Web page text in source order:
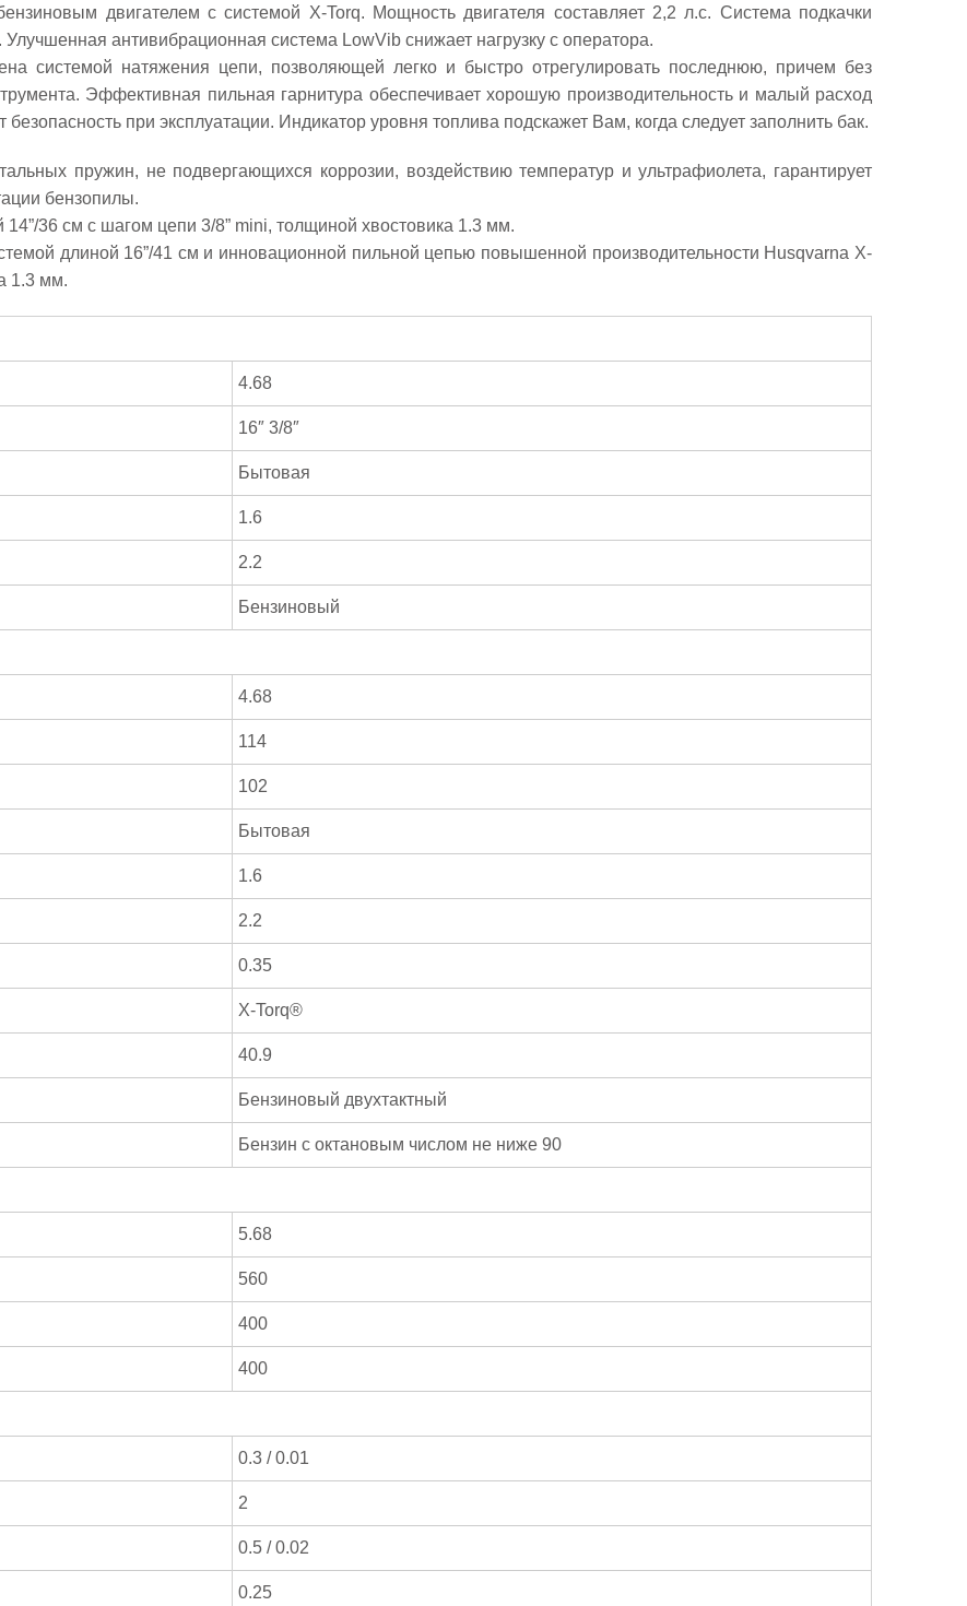
двигателем с системой X-Torq. Мощность двигателя составляет 2,2 л.с. Система подкачки
антивибрационная система LowVib снижает нагрузку с оператора.
системой натяжения цепи, позволяющей легко и быстро отрегулировать последнюю, причем без
Эффективная пильная гарнитура обеспечивает хорошую производительность и малый расход
при эксплуатации. Индикатор уровня топлива подскажет Вам, когда следует заполнить бак.
пружин, не подвергающихся коррозии, воздействию температур и ультрафиолета, гарантирует
бензопилы.
36 см с шагом цепи 3/8” mini, толщиной хвостовика 1.3 мм.
длиной 16”/41 см и инновационной пильной цепью повышенной производительности Husqvarna X-
1.3 мм.
4.68
16″ 3/8″
Бытовая
1.6
2.2
Бензиновый
4.68
114
102
Бытовая
1.6
2.2
0.35
X-Torq®
40.9
Бензиновый двухтактный
Бензин с октановым числом не ниже 90
5.68
560
400
400
0.3 / 0.01
2
0.5 / 0.02
0.25